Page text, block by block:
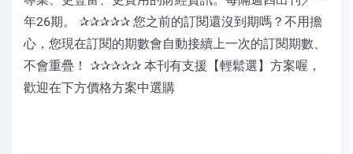
年26期。 ✰✰✰✰✰ 您之前的訂閱還沒到期嗎？不用擔
心，您現在訂閱的期數會自動接續上一次的訂閱期數、
不會重疊！ ✰✰✰✰✰ 本刊有支援【輕鬆選】方案喔，
歡迎在下方價格方案中選購